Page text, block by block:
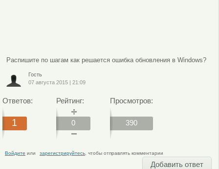
Распишите по шагам как решается ошибка обновления в Windows?
Гость
07 августа 2015| 21:09
Ответов:
1
Рейтинг:
0
Просмотров:
390
Войдите или зарегистрируйтесь, чтобы отправлять комментарии
Добавить ответ